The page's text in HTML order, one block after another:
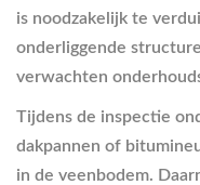
is noodzakelijk te
onderliggende
verwachten
Tijdens de inspectie
dakpannen of
in de veenbodem.